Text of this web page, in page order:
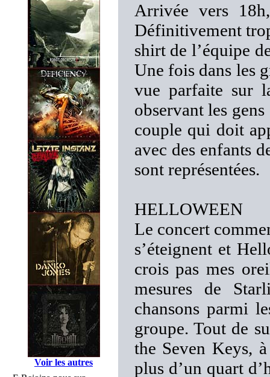
Voir les autres
Arrivée vers
Définitivement
shirt de l’équipe
Une fois dans les
vue parfaite sur
observant les
couple qui doit
avec des enfants
sont représentées.
HELLOWEEN
Le concert
s’éteignent et
crois pas mes
mesures de
chansons parmi
groupe. Tout de
the Seven Keys,
plus d’un quart